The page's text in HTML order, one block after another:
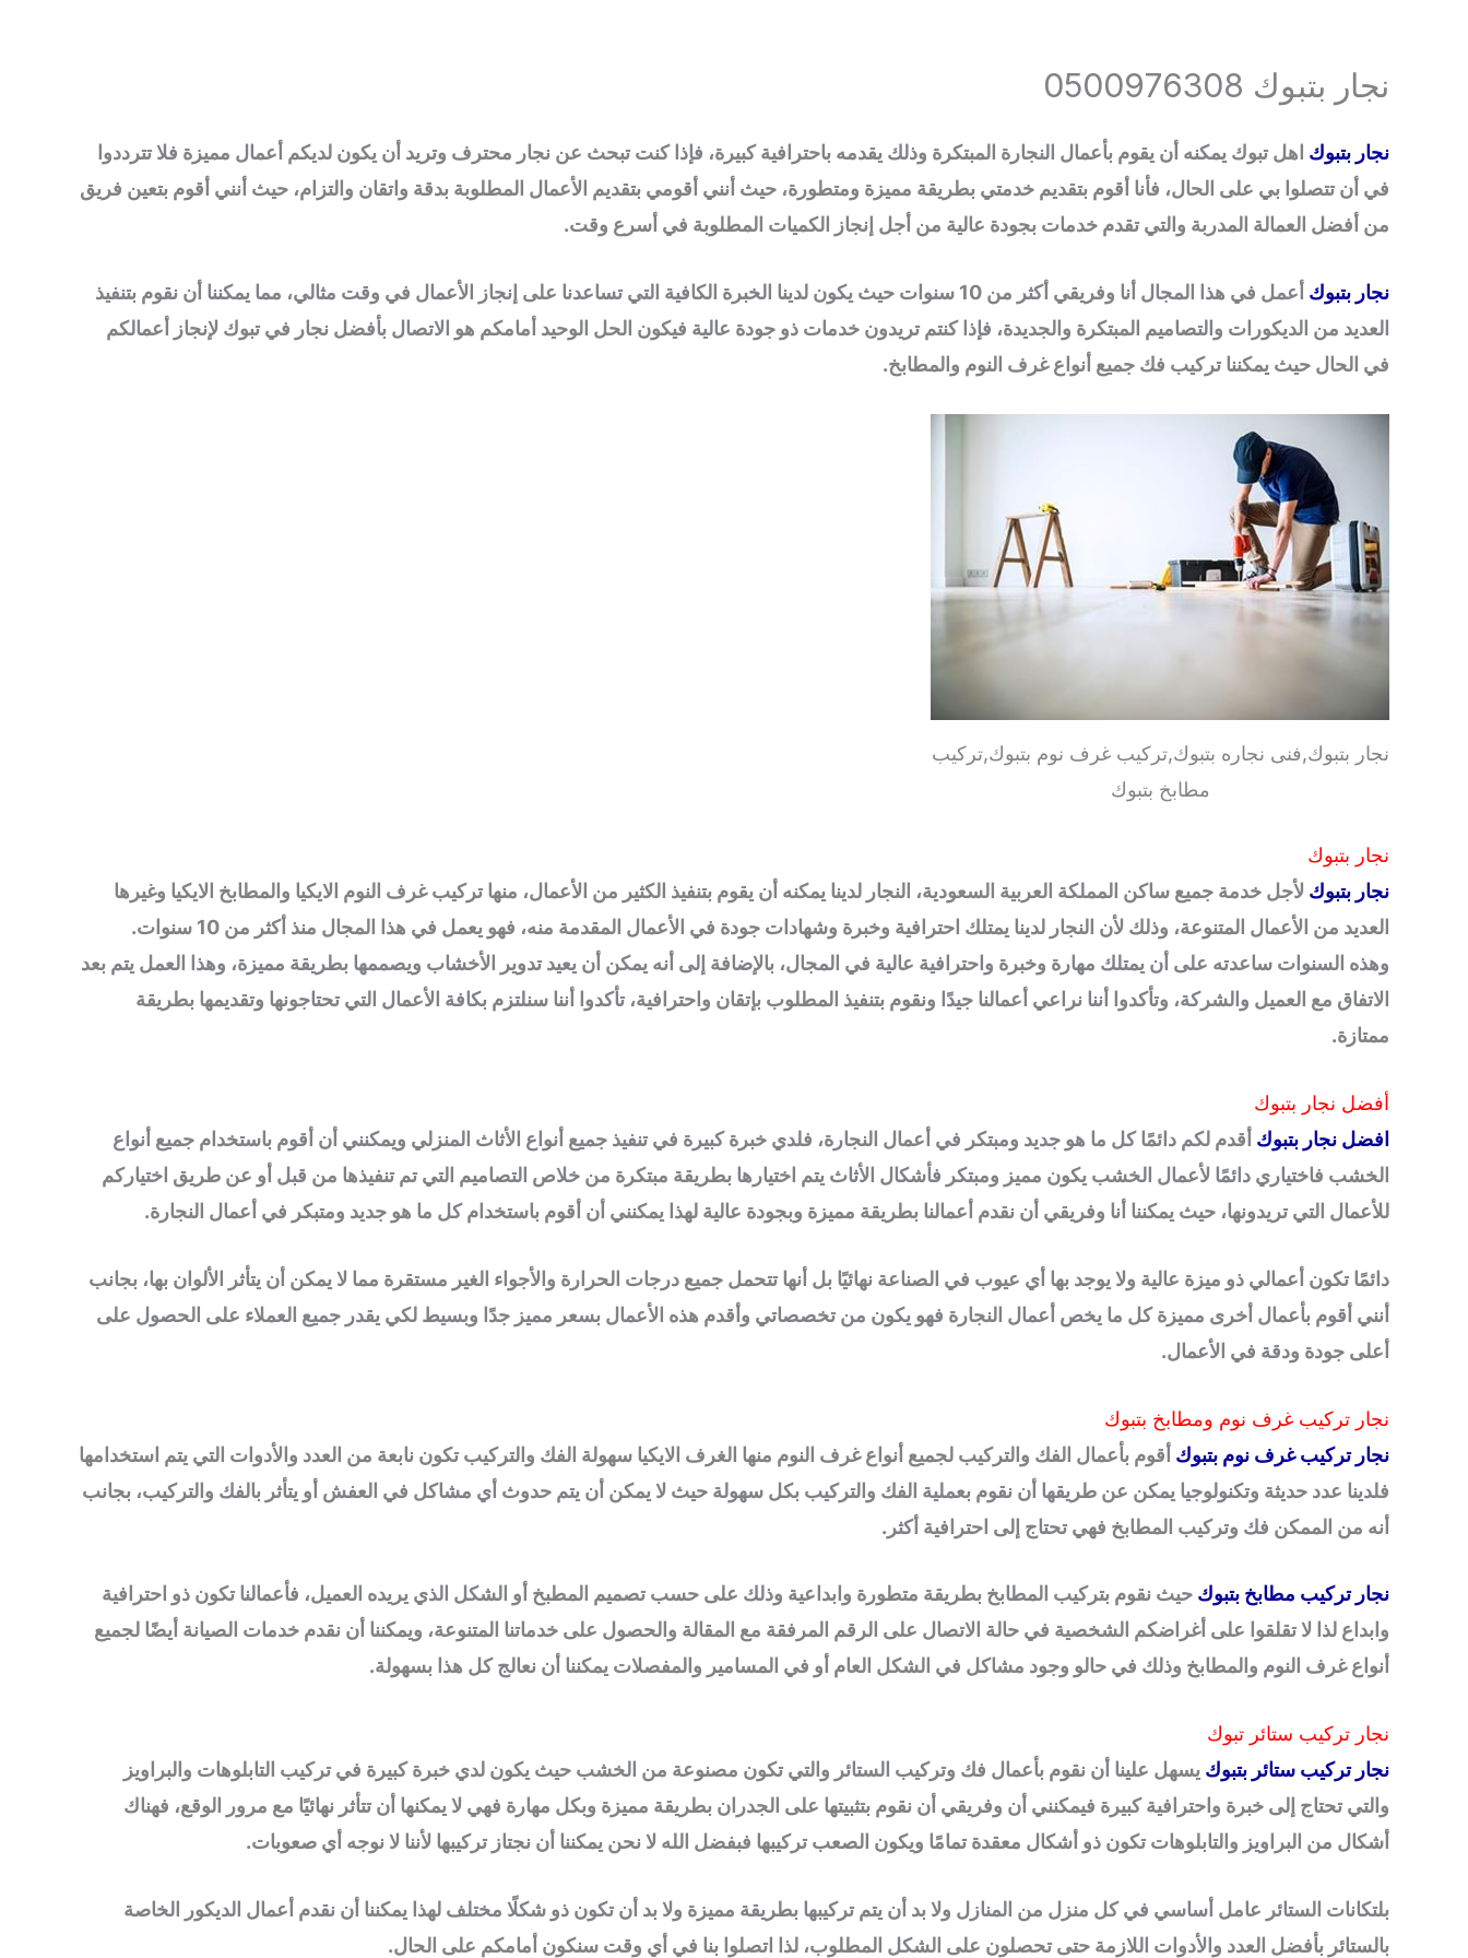
نجار بتبوك 0500976308
نجار بتبوك اهل تبوك يمكنه أن يقوم بأعمال النجارة المبتكرة وذلك يقدمه باحترافية كبيرة، فإذا كنت تبحث عن نجار محترف وتريد أن يكون لديكم أعمال مميزة فلا تترددوا
في أن تتصلوا بي على الحال، فأنا أقوم بتقديم خدمتي بطريقة مميزة ومتطورة، حيث أنني أقومي بتقديم الأعمال المطلوبة بدقة واتقان والتزام، حيث أنني أقوم بتعين فريق
من أفضل العمالة المدربة والتي تقدم خدمات بجودة عالية من أجل إنجاز الكميات المطلوبة في أسرع وقت.
نجار بتبوك
أعمل في هذا المجال أنا وفريقي أكثر من 10 سنوات حيث يكون لدينا الخبرة الكافية التي تساعدنا على إنجاز الأعمال في وقت مثالي، مما يمكننا أن نقوم بتنفيذ
العديد من الديكورات والتصاميم المبتكرة والجديدة، فإذا كنتم تريدون خدمات ذو جودة عالية فيكون الحل الوحيد أمامكم هو الاتصال بأفضل نجار في تبوك لإنجاز أعمالكم
في الحال حيث يمكننا تركيب فك جميع أنواع غرف النوم والمطابخ.
نجار بتبوك,فنى نجاره بتبوك,تركيب غرف نوم بتبوك,تركيب
مطابخ بتبوك
نجار بتبوك
نجار بتبوك لأجل خدمة جميع ساكن المملكة العربية السعودية، النجار لدينا يمكنه أن يقوم بتنفيذ الكثير من الأعمال، منها تركيب غرف النوم الايكيا والمطابخ الايكيا وغيرها
العديد من الأعمال المتنوعة، وذلك لأن النجار لدينا يمتلك احترافية وخبرة وشهادات جودة في الأعمال المقدمة منه، فهو يعمل في هذا المجال منذ أكثر من 10 سنوات.
وهذه السنوات ساعدته على أن يمتلك مهارة وخبرة واحترافية عالية في المجال، بالإضافة إلى أنه يمكن أن يعيد تدوير الأخشاب ويصممها بطريقة مميزة، وهذا العمل يتم بعد
الاتفاق مع العميل والشركة، وتأكدوا أننا نراعي أعمالنا جيدًا ونقوم بتنفيذ المطلوب بإتقان واحترافية، تأكدوا أننا سنلتزم بكافة الأعمال التي تحتاجونها وتقديمها بطريقة
ممتازة.
أفضل نجار بتبوك
افضل نجار بتبوك أقدم لكم دائمًا كل ما هو جديد ومبتكر في أعمال النجارة، فلدي خبرة كبيرة في تنفيذ جميع أنواع الأثاث المنزلي ويمكنني أن أقوم باستخدام جميع أنواع
الخشب فاختياري دائمًا لأعمال الخشب يكون مميز ومبتكر فأشكال الأثاث يتم اختيارها بطريقة مبتكرة من خلاص التصاميم التي تم تنفيذها من قبل أو عن طريق اختياركم
للأعمال التي تريدونها، حيث يمكننا أنا وفريقي أن نقدم أعمالنا بطريقة مميزة وبجودة عالية لهذا يمكنني أن أقوم باستخدام كل ما هو جديد ومتبكر في أعمال النجارة.
دائمًا تكون أعمالي ذو ميزة عالية ولا يوجد بها أي عيوب في الصناعة نهائيًا بل أنها تتحمل جميع درجات الحرارة والأجواء الغير مستقرة مما لا يمكن أن يتأثر الألوان بها، بجانب
أنني أقوم بأعمال أخرى مميزة كل ما يخص أعمال النجارة فهو يكون من تخصصاتي وأقدم هذه الأعمال بسعر مميز جدًا وبسيط لكي يقدر جميع العملاء على الحصول على
أعلى جودة ودقة في الأعمال.
نجار تركيب غرف نوم ومطابخ بتبوك
نجار تركيب غرف نوم بتبوك أقوم بأعمال الفك والتركيب لجميع أنواع غرف النوم منها الغرف الايكيا سهولة الفك والتركيب تكون نابعة من العدد والأدوات التي يتم استخدامها
فلدينا عدد حديثة وتكنولوجيا يمكن عن طريقها أن نقوم بعملية الفك والتركيب بكل سهولة حيث لا يمكن أن يتم حدوث أي مشاكل في العفش أو يتأثر بالفك والتركيب، بجانب
أنه من الممكن فك وتركيب المطابخ فهي تحتاج إلى احترافية أكثر.
نجار تركيب مطابخ بتبوك حيث نقوم بتركيب المطابخ بطريقة متطورة وابداعية وذلك على حسب تصميم المطبخ أو الشكل الذي يريده العميل، فأعمالنا تكون ذو احترافية
وابداع لذا لا تقلقوا على أغراضكم الشخصية في حالة الاتصال على الرقم المرفقة مع المقالة والحصول على خدماتنا المتنوعة، ويمكننا أن نقدم خدمات الصيانة أيضًا لجميع
أنواع غرف النوم والمطابخ وذلك في حالو وجود مشاكل في الشكل العام أو في المسامير والمفصلات يمكننا أن نعالج كل هذا بسهولة.
نجار تركيب ستائر تبوك
نجار تركيب ستائر بتبوك يسهل علينا أن نقوم بأعمال فك وتركيب الستائر والتي تكون مصنوعة من الخشب حيث يكون لدي خبرة كبيرة في تركيب التابلوهات والبراويز
والتي تحتاج إلى خبرة واحترافية كبيرة فيمكنني أن وفريقي أن نقوم بتثبيتها على الجدران بطريقة مميزة وبكل مهارة فهي لا يمكنها أن تتأثر نهائيًا مع مرور الوقع، فهناك
أشكال من البراويز والتابلوهات تكون ذو أشكال معقدة تمامًا ويكون الصعب تركيبها فبفضل الله لا نحن يمكننا أن نجتاز تركيبها لأننا لا نوجه أي صعوبات.
بلتكانات الستائر عامل أساسي في كل منزل من المنازل ولا بد أن يتم تركيبها بطريقة مميزة ولا بد أن تكون ذو شكلًا مختلف لهذا يمكننا أن نقدم أعمال الديكور الخاصة
بالستائر بأفضل العدد والأدوات اللازمة حتى تحصلون على الشكل المطلوب، لذا اتصلوا بنا في أي وقت سنكون أمامكم على الحال.